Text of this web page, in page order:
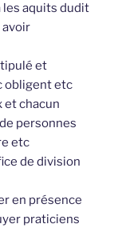
les aquits dudit
avoir
et
obligent etc
et chacun
personnes
etc
de division
en présence
praticiens